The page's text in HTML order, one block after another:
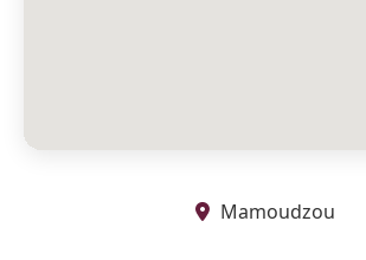
Mamoudzou